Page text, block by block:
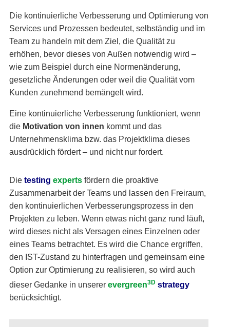
Die kontinuierliche Verbesserung und Optimierung von
Services und Prozessen bedeutet, selbständig und im
Team zu handeln mit dem Ziel, die Qualität zu
erhöhen, bevor dieses von Außen notwendig wird –
wie zum Beispiel durch eine Normenänderung,
gesetzliche Änderungen oder weil die Qualität vom
Kunden zunehmend bemängelt wird.
Eine kontinuierliche Verbesserung funktioniert, wenn
die Motivation von innen kommt und das
Unternehmensklima bzw. das Projektklima dieses
ausdrücklich fördert – und nicht nur fordert.
Die testing expertsfördern die proaktive
Zusammenarbeit der Teams und lassen den Freiraum,
den kontinuierlichen Verbesserungsprozess in den
Projekten zu leben. Wenn etwas nicht ganz rund läuft,
wird dieses nicht als Versagen eines Einzelnen oder
eines Teams betrachtet. Es wird die Chance ergriffen,
den IST-Zustand zu hinterfragen und gemeinsam eine
Option zur Optimierung zu realisieren, so wird auch
dieser Gedanke in unserer evergreen3D strategy
berücksichtigt.